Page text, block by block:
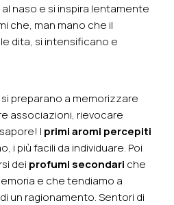
naso e si inspira lentamente
che, man mano che il
dita, si intensificano e
si preparano a memorizzare
associazioni, rievocare
I primi aromi percepiti
i più facili da individuare. Poi
dei profumi secondari che
e che tendiamo a
un ragionamento. Sentori di